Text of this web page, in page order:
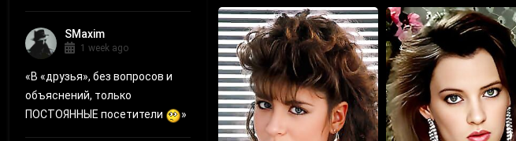
«В «друзья», без вопросов и
объяснений, только
ПОСТОЯННЫЕ посетители
»
SMaxim
1 week ago